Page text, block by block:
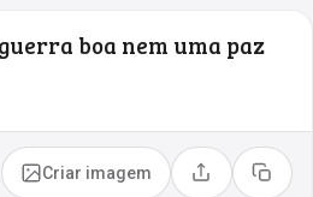
boa nem uma paz
Criar imagem Compartilhar
Copiar